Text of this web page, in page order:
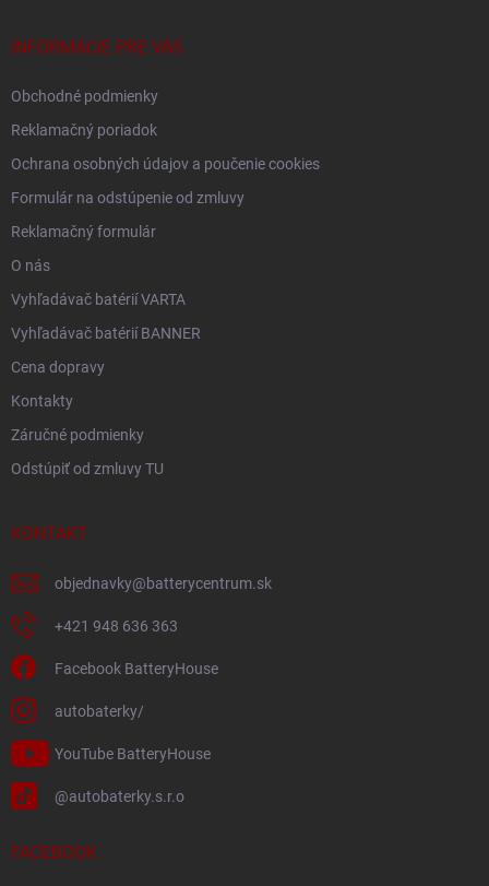
INFORMÁCIE PRE VÁS
Obchodné podmienky
Reklamačný poriadok
Ochrana osobných údajov a poučenie cookies
Formulár na odstúpenie od zmluvy
Reklamačný formulár
O nás
Vyhľadávač batérií VARTA
Vyhľadávač batérií BANNER
Cena dopravy
Kontakty
Záručné podmienky
Odstúpiť od zmluvy TU
KONTAKT
objednavky@batterycentrum.sk
+421 948 636 363
Facebook BatteryHouse
autobaterky/
YouTube BatteryHouse
@autobaterky.s.r.o
FACEBOOK